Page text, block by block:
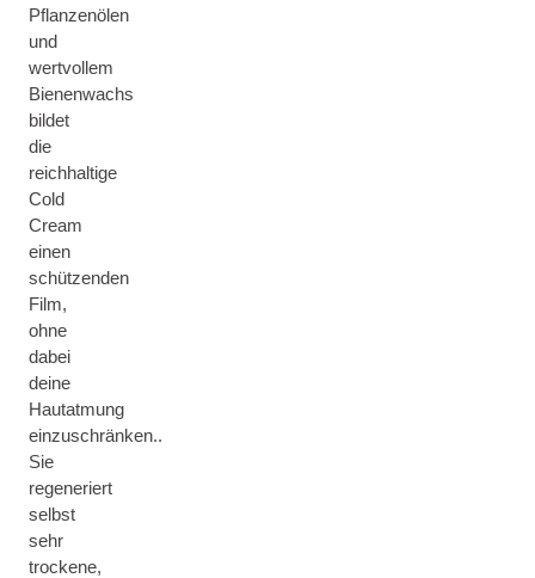
Pflanzenölen
und
wertvollem
Bienenwachs
bildet
die
reichhaltige
Cold
Cream
einen
schützenden
Film,
ohne
dabei
deine
Hautatmung
einzuschränken..
Sie
regeneriert
selbst
sehr
trockene,